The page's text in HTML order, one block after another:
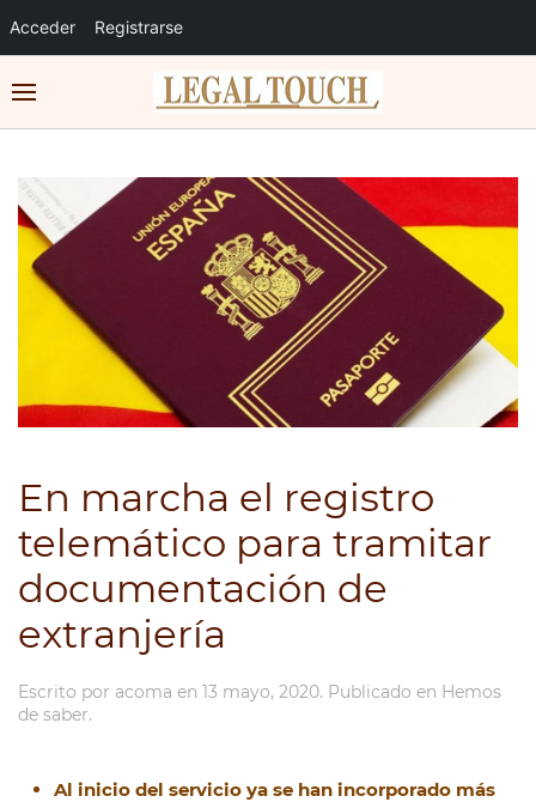
Acceder Registrarse
En marcha el registro
telemático para tramitar
documentación de
extranjería
Escrito por acoma en 13 mayo, 2020. Publicado en Hemos
de saber.
Al inicio del servicio ya se han incorporado más